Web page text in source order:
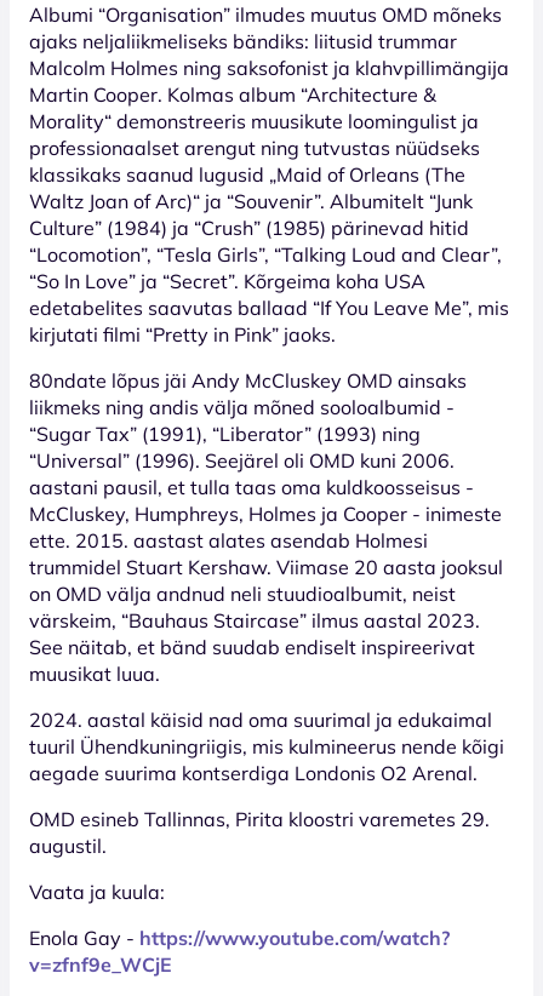
Albumi “Organisation” ilmudes muutus OMD mõneks
ajaks neljaliikmeliseks bändiks: liitusid trummar
Malcolm Holmes ning saksofonist ja klahvpillimängija
Martin Cooper. Kolmas album “Architecture &
Morality“ demonstreeris muusikute loomingulist ja
professionaalset arengut ning tutvustas nüüdseks
klassikaks saanud lugusid „Maid of Orleans (The
Waltz Joan of Arc)“ ja “Souvenir”. Albumitelt “Junk
Culture” (1984) ja “Crush” (1985) pärinevad hitid
“Locomotion”, “Tesla Girls”, “Talking Loud and Clear”,
“So In Love” ja “Secret”. Kõrgeima koha USA
edetabelites saavutas ballaad “If You Leave Me”, mis
kirjutati filmi “Pretty in Pink” jaoks.
80ndate lõpus jäi Andy McCluskey OMD ainsaks
liikmeks ning andis välja mõned sooloalbumid -
“Sugar Tax” (1991), “Liberator” (1993) ning
“Universal” (1996). Seejärel oli OMD kuni 2006.
aastani pausil, et tulla taas oma kuldkoosseisus -
McCluskey, Humphreys, Holmes ja Cooper - inimeste
ette. 2015. aastast alates asendab Holmesi
trummidel Stuart Kershaw. Viimase 20 aasta jooksul
on OMD välja andnud neli stuudioalbumit, neist
värskeim, “Bauhaus Staircase” ilmus aastal 2023.
See näitab, et bänd suudab endiselt inspireerivat
muusikat luua.
2024. aastal käisid nad oma suurimal ja edukaimal
tuuril Ühendkuningriigis, mis kulmineerus nende kõigi
aegade suurima kontserdiga Londonis O2 Arenal.
OMD esineb Tallinnas, Pirita kloostri varemetes 29.
augustil.
Vaata ja kuula:
Enola Gay - https://www.youtube.com/watch?
v=zfnf9e_WCjE